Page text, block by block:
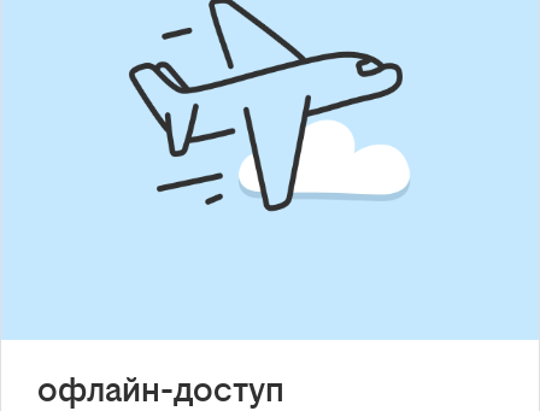
офлайн-доступ